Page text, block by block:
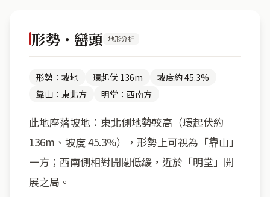
形勢・巒頭 地形分析
形勢：坡地 環起伏 136m
坡度約 45.3%
靠山：東北方
明堂：西南方
此地座落坡地：東北側地勢較高（環起伏約
136m、坡度 45.3%），形勢上可視為「靠山」
一方；西南側相對開闊低緩，近於「明堂」開
展之局。